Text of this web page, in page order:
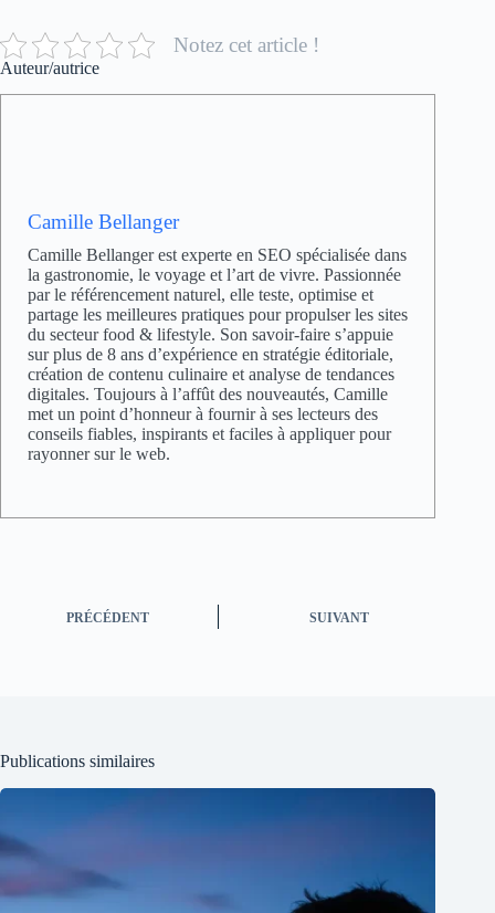
Notez cet article !
Auteur/autrice
Camille Bellanger
Camille Bellanger est experte en SEO spécialisée dans
la gastronomie, le voyage et l’art de vivre. Passionnée
par le référencement naturel, elle teste, optimise et
partage les meilleures pratiques pour propulser les sites
du secteur food & lifestyle. Son savoir-faire s’appuie
sur plus de 8 ans d’expérience en stratégie éditoriale,
création de contenu culinaire et analyse de tendances
digitales. Toujours à l’affût des nouveautés, Camille
met un point d’honneur à fournir à ses lecteurs des
conseils fiables, inspirants et faciles à appliquer pour
rayonner sur le web.
PRÉCÉDENT SUIVANT
Publications similaires